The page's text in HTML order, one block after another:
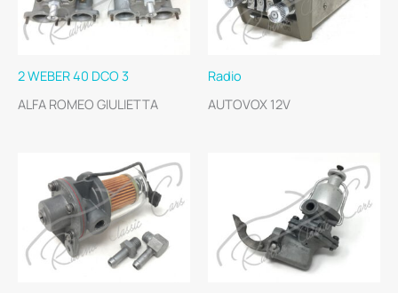
2 WEBER 40 DCO 3
ALFA ROMEO GIULIETTA
Radio
AUTOVOX 12V